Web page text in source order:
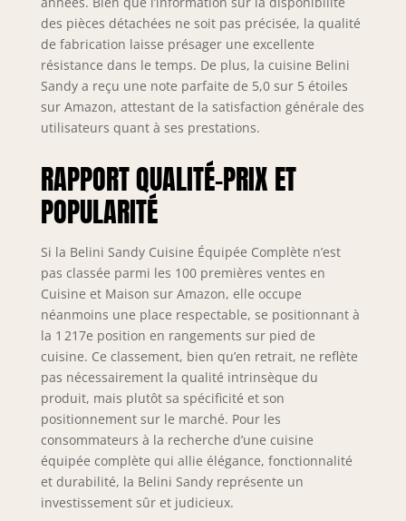
polymère ABS
robuste pour une
visibilité optimale
et une utilisation
efficace de
l’espace. Design
ergonomique pour
confortable et une
organisation
SYSTÈME DE
PROTECTION
NEXUS PRO++ &
LONGÉVITÉ – Les
chants en
polymère ABS
résistants
protègent toutes
les arêtes et
surfaces contre les
rayures, les chocs
et l’usure. Le
système PRO+
prolonge
significativement la
des pièces détachées ne soit pas précisée, la qualité
de fabrication laisse présager une excellente
résistance dans le temps. De plus, la cuisine Belini
Sandy a reçu une note parfaite de 5,0 sur 5 étoiles
sur Amazon, attestant de la satisfaction générale des
utilisateurs quant à ses prestations.
RAPPORT QUALITÉ-PRIX ET
POPULARITÉ
Si la Belini Sandy Cuisine Équipée Complète n’est
pas classée parmi les 100 premières ventes en
Cuisine et Maison sur Amazon, elle occupe
néanmoins une place respectable, se positionnant à
la 1 217e position en rangements sur pied de
cuisine. Ce classement, bien qu’en retrait, ne reflète
pas nécessairement la qualité intrinsèque du
produit, mais plutôt sa spécificité et son
positionnement sur le marché. Pour les
consommateurs à la recherche d’une cuisine
équipée complète qui allie élégance, fonctionnalité
et durabilité, la Belini Sandy représente un
investissement sûr et judicieux.